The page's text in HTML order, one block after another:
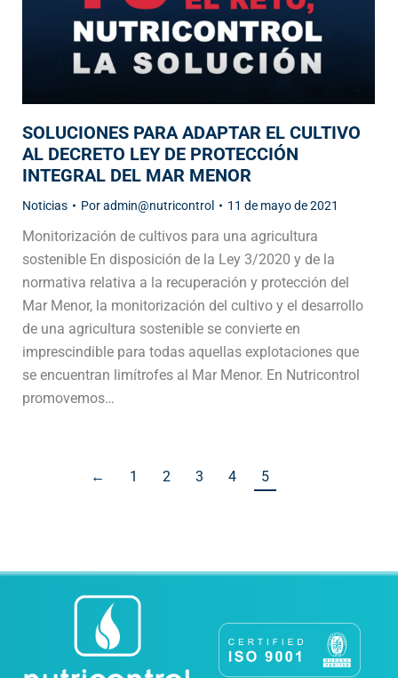
SOLUCIONES PARA ADAPTAR EL CULTIVO
AL DECRETO LEY DE PROTECCIÓN
INTEGRAL DEL MAR MENOR
Noticias Poradmin@nutricontrol 11 de mayo de 2021
Monitorización de cultivos para una agricultura
sostenible En disposición de la Ley 3/2020 y de la
normativa relativa a la recuperación y protección del
Mar Menor, la monitorización del cultivo y el desarrollo
de una agricultura sostenible se convierte en
imprescindible para todas aquellas explotaciones que
se encuentran limítrofes al Mar Menor. En Nutricontrol
promovemos…
← 1 2 3 4 5